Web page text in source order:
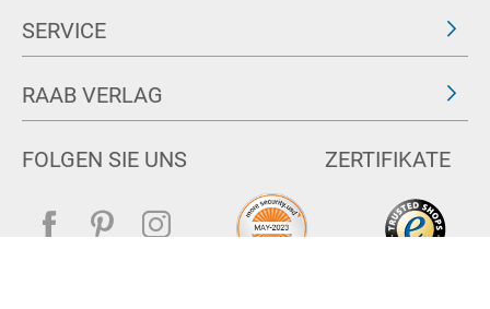
SERVICE
RAAB VERLAG
FOLGEN SIE UNS ZERTIFIKATE